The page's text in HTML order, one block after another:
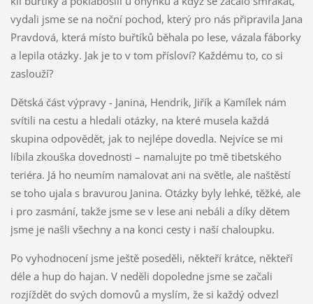
vydali jsme se na noční pochod, který pro nás připravila Jana
Pravdová, která místo buřtíků běhala po lese, vázala fáborky
a lepila otázky. Jak je to v tom přísloví? Každému to, co si
zaslouží?
Dětská část výpravy - Janina, Hendrik, Jiřík a Kamílek nám
svítili na cestu a hledali otázky, na které musela každá
skupina odpovědět, jak to nejlépe dovedla. Nejvíce se mi
líbila zkouška dovednosti – namalujte po tmě tibetského
teriéra. Já ho neumím namalovat ani na světle, ale naštěstí
se toho ujala s bravurou Janina. Otázky byly lehké, těžké, ale
i pro zasmání, takže jsme se v lese ani nebáli a díky dětem
jsme je našli všechny a na konci cesty i naší chaloupku.
Po vyhodnocení jsme ještě poseděli, někteří krátce, někteří
déle a hup do hajan. V neděli dopoledne jsme se začali
rozjíždět do svých domovů a myslím, že si každý odvezl